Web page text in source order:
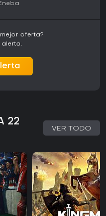
oferta?
22
VER TODO